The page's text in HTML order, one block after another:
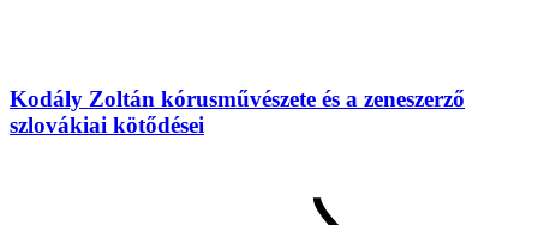
Kodály Zoltán kórusművészete és a zeneszerző
szlovákiai kötődései